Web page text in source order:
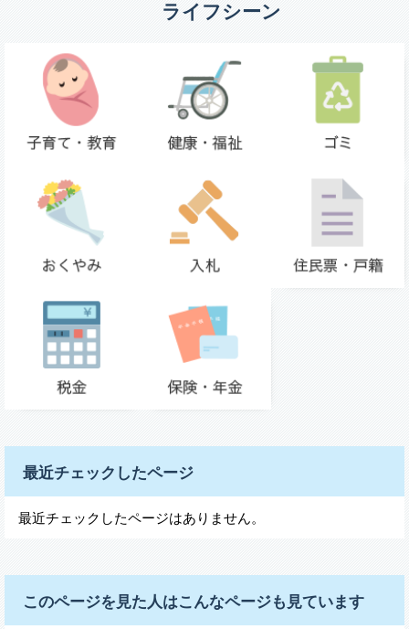
ライフシーン
最近チェックしたページ
最近チェックしたページはありません。
このページを見た人はこんなページも見ています